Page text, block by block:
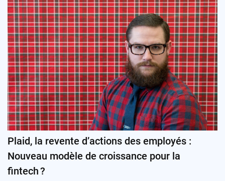
Plaid, la revente d’actions des employés :
Nouveau modèle de croissance pour la
fintech ?